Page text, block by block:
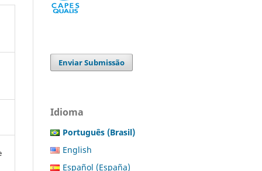
Enviar Submissão
Idioma
Português (Brasil)
English
Español (España)